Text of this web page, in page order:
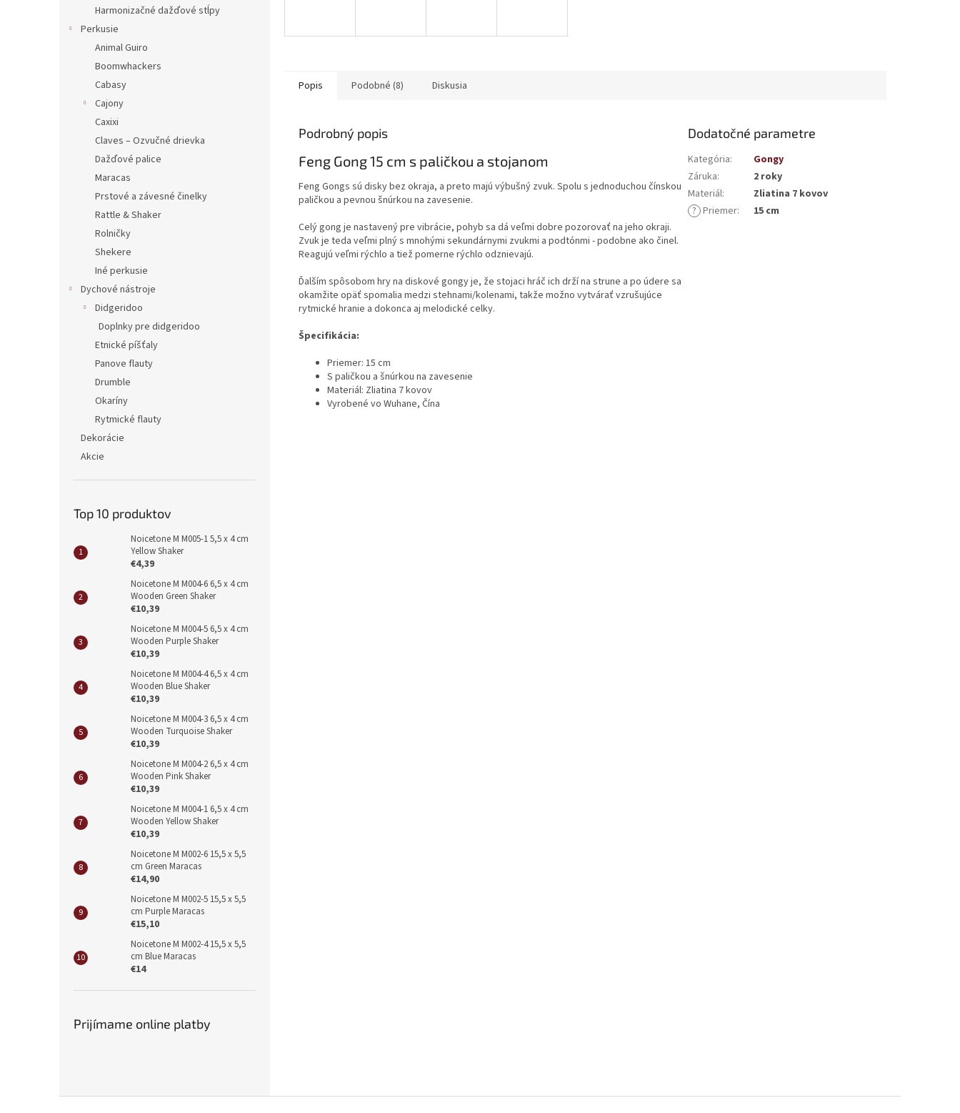
Harmonizačné dažďové stĺpy
Perkusie
Animal Guiro
Boomwhackers
Cabasy
Cajony
Caxixi
Claves – Ozvučné drievka
Dažďové palice
Maracas
Prstové a závesné činelky
Rattle & Shaker
Rolničky
Shekere
Iné perkusie
Dychové nástroje
Didgeridoo
Doplnky pre didgeridoo
Etnické píšťaly
Panove flauty
Drumble
Okaríny
Rytmické flauty
Dekorácie
Akcie
Top 10 produktov
Noicetone M M005-1 5,5 x 4 cm
Yellow Shaker
€4,39
Noicetone M M004-6 6,5 x 4 cm
Wooden Green Shaker
€10,39
Noicetone M M004-5 6,5 x 4 cm
Wooden Purple Shaker
€10,39
Noicetone M M004-4 6,5 x 4 cm
Wooden Blue Shaker
€10,39
Noicetone M M004-3 6,5 x 4 cm
Wooden Turquoise Shaker
€10,39
Noicetone M M004-2 6,5 x 4 cm
Wooden Pink Shaker
€10,39
Noicetone M M004-1 6,5 x 4 cm
Wooden Yellow Shaker
€10,39
Noicetone M M002-6 15,5 x 5,5
cm Green Maracas
€14,90
Noicetone M M002-5 15,5 x 5,5
cm Purple Maracas
€15,10
Noicetone M M002-4 15,5 x 5,5
cm Blue Maracas
€14
Prijímame online platby
Popis Podobné (8) Diskusia
Podrobný popis
Feng Gong 15 cm s paličkou a stojanom
Feng Gongs sú disky bez okraja, a preto majú výbušný zvuk. Spolu s jednoduchou čínskou
paličkou a pevnou šnúrkou na zavesenie.
Celý gong je nastavený pre vibrácie, pohyb sa dá veľmi dobre pozorovať na jeho okraji.
Zvuk je teda veľmi plný s mnohými sekundárnymi zvukmi a podtónmi - podobne ako činel.
Reagujú veľmi rýchlo a tiež pomerne rýchlo odznievajú.
Ďalším spôsobom hry na diskové gongy je, že stojaci hráč ich drží na strune a po údere sa
okamžite opäť spomalia medzi stehnami/kolenami, takže možno vytvárať vzrušujúce
rytmické hranie a dokonca aj melodické celky.
Špecifikácia:
Priemer: 15 cm
S paličkou a šnúrkou na zavesenie
Materiál: Zliatina 7 kovov
Vyrobené vo Wuhane, Čína
Dodatočné parametre
Kategória:
Gongy
Záruka:
2 roky
Materiál:
Zliatina 7 kovov
? Priemer: 15 cm